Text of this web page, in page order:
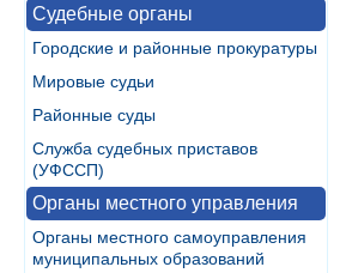
Судебные органы
Городские и районные прокуратуры
Мировые судьи
Районные суды
Служба судебных приставов
(УФССП)
Органы местного управления
Органы местного самоуправления
муниципальных образований